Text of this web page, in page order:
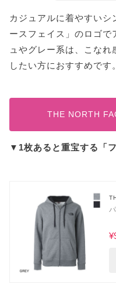
カジュアルに着やすいシ
ースフェイス」のロゴで
ュやグレー系は、こな
したい方におすすめです。
THE NORTH
▼1枚あると重宝する「